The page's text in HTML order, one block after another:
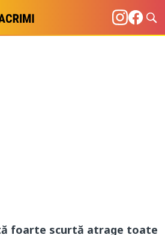
foarte scurtă atrage toate